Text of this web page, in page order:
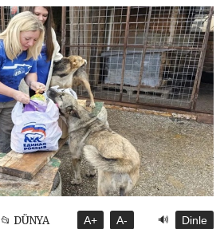
📂 DÜNYA A+ A- 🔊 Dinle